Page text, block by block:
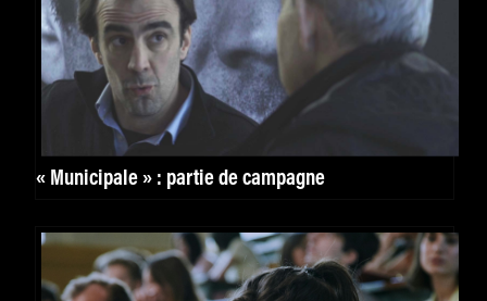
« Municipale » : partie de campagne